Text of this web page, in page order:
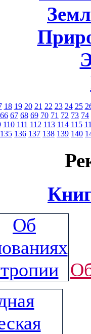
18 19 20 21 22 23 24 25
66 67 68 69 70 71 72 73 74
110 111 112 113 114 115
135 136 137 138 139 140